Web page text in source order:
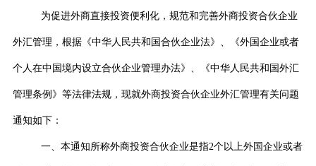
为促进外商直接投资便利化，规范和完善外商投资合伙企业
外汇管理，根据《中华人民共和国合伙企业法》、 《外国企业或者
个人在中国境内设立合伙企业管理办法》、《中华人民共和国外汇
管理条例》等法律法规，现就外商投资合伙企业外汇管理有关问题
通知如下：
一、本通知所称外商投资合伙企业是指2个以上外国企业或者